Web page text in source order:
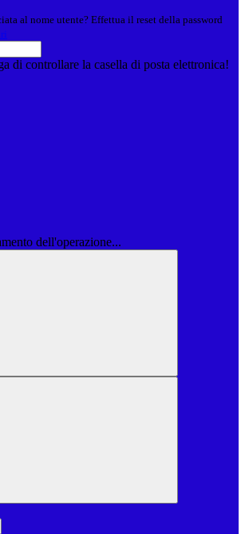
al nome utente? Effettua il reset della password
di controllare la casella di posta elettronica!
dell'operazione...